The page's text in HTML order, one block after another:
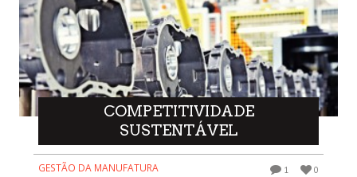
COMPETITIVIDADE
SUSTENTÁVEL
GESTÃO DA MANUFATURA 1 0